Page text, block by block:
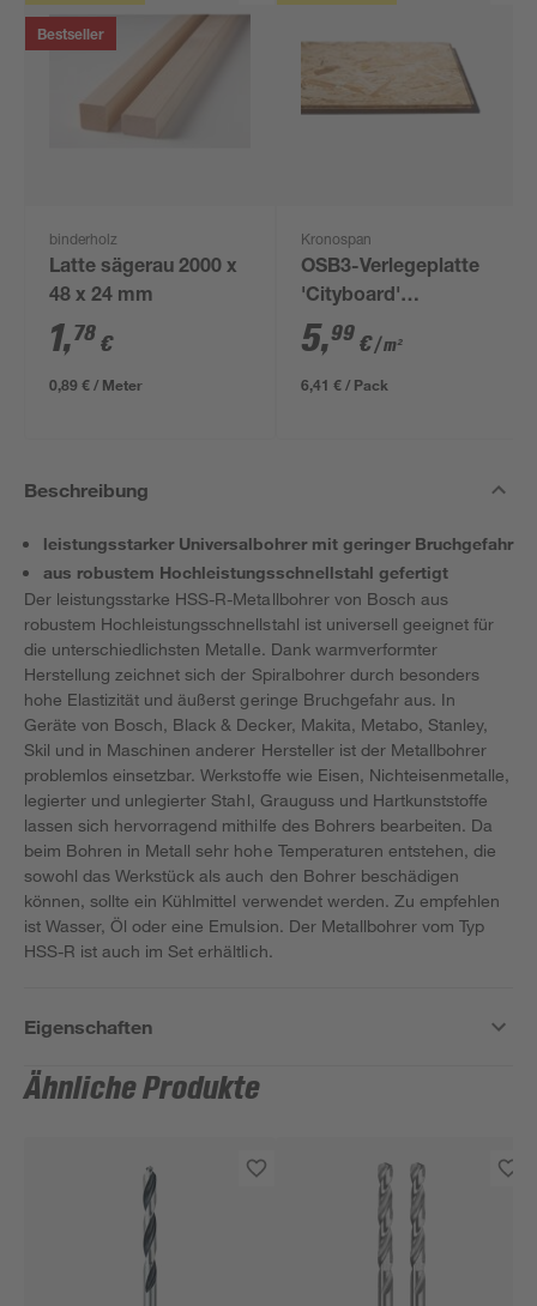
Bestseller
binderholz
Latte sägerau 2000 x
48 x 24 mm
1,78 €
0,89 € / Meter
Kronospan
OSB3-Verlegeplatte
'Cityboard'
ungeschliffen 1690 x
634 x 12 mm
5,99 €/ m²
6,41 € / Pack
Beschreibung
leistungsstarker Universalbohrer mit geringer Bruchgefahr
aus robustem Hochleistungsschnellstahl gefertigt
Der leistungsstarke HSS-R-Metallbohrer von Bosch aus
robustem Hochleistungsschnellstahl ist universell geeignet für
die unterschiedlichsten Metalle. Dank warmverformter
Herstellung zeichnet sich der Spiralbohrer durch besonders
hohe Elastizität und äußerst geringe Bruchgefahr aus. In
Geräte von Bosch, Black & Decker, Makita, Metabo, Stanley,
Skil und in Maschinen anderer Hersteller ist der Metallbohrer
problemlos einsetzbar. Werkstoffe wie Eisen, Nichteisenmetalle,
legierter und unlegierter Stahl, Grauguss und Hartkunststoffe
lassen sich hervorragend mithilfe des Bohrers bearbeiten. Da
beim Bohren in Metall sehr hohe Temperaturen entstehen, die
sowohl das Werkstück als auch den Bohrer beschädigen
können, sollte ein Kühlmittel verwendet werden. Zu empfehlen
ist Wasser, Öl oder eine Emulsion. Der Metallbohrer vom Typ
HSS-R ist auch im Set erhältlich.
Eigenschaften
Ähnliche Produkte